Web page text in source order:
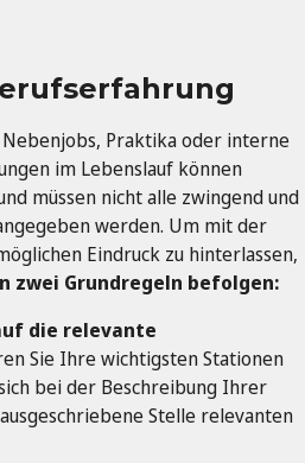
Praktika oder interne
im Lebenslauf können
müssen nicht alle zwingend und
werden. Um mit der
Eindruck zu hinterlassen,
zwei Grundregeln befolgen:
die relevante
Sie Ihre wichtigsten Stationen
bei der Beschreibung Ihrer
Stelle relevanten